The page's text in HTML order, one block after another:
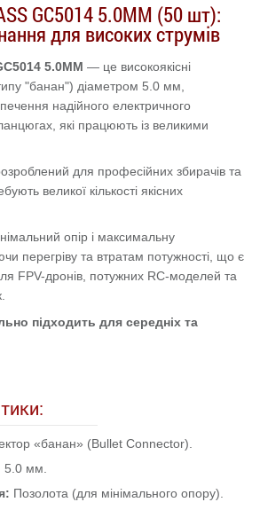
GC5014 5.0MM (50 шт):
для високих струмів
5.0MM — це високоякісні
"банан") діаметром 5.0 мм,
надійного електричного
які працюють із великими
для професійних збирачів та
великої кількості якісних
опір і максимальну
перегріву та втратам потужності, що є
FPV-дронів, потужних RC-моделей та
підходить для середніх та
«банан» (Bullet Connector).
5.0 мм.
Позолота (для мінімального опору).